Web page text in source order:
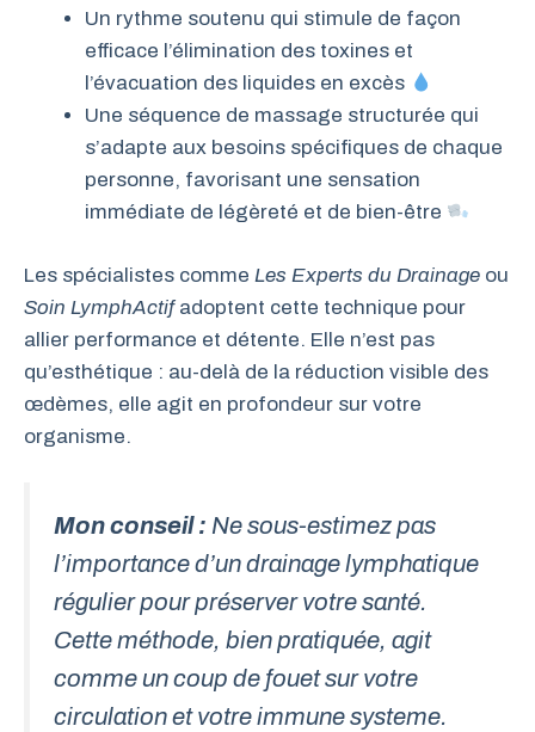
Un rythme soutenu qui stimule de façon
efficace l’élimination des toxines et
l’évacuation des liquides en excès
Une séquence de massage structurée qui
s’adapte aux besoins spécifiques de chaque
personne, favorisant une sensation
immédiate de légèreté et de bien-être
Les spécialistes comme Les Experts du Drainage ou
Soin LymphActifadoptent cette technique pour
allier performance et détente. Elle n’est pas
qu’esthétique : au-delà de la réduction visible des
œdèmes, elle agit en profondeur sur votre
organisme.
Mon conseil : Ne sous-estimez pas
l’importance d’un drainage lymphatique
régulier pour préserver votre santé.
Cette méthode, bien pratiquée, agit
comme un coup de fouet sur votre
circula­tion et votre immune systeme.